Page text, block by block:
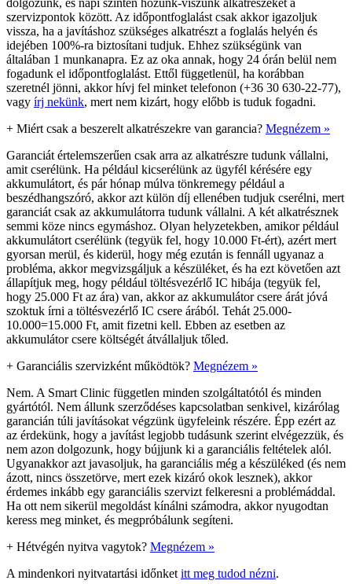
szervizpontok között. Az időpontfoglalást csak akkor igazoljuk
vissza, ha a javításhoz szükséges alkatrészt a foglalás helyén és
idejében 100%-ra biztosítani tudjuk. Ehhez szükségünk van
általában 1 munkanapra. Ez az oka annak, hogy 24 órán belül nem
fogadunk el időpontfoglalást. Ettől függetlenül, ha korábban
szeretnél jönni, akkor hívj fel minket telefonon (+36 30 630-22-77),
vagy írj nekünk, mert nem kizárt, hogy előbb is tuduk fogadni.
+ Miért csak a beszerelt alkatrészekre van garancia? Megnézem »
Garanciát értelemszerűen csak arra az alkatrészre tudunk vállalni,
amit cserélünk. Ha például kicserélünk az ügyfél kérésére egy
akkumulátort, és pár hónap múlva tönkremegy például a
beszédhangszóró, akkor azt külön díj ellenében tudjuk cserélni, mert
garanciát csak az akkumulátorra tudunk vállalni. A két alkatrésznek
semmi köze nincs egymáshoz. Olyan helyzetekben, amikor például
akkumulátort cserélünk (tegyük fel, hogy 10.000 Ft-ért), azért mert
gyorsan merül, és kiderül, hogy még ezután is fennáll ugyanaz a
probléma, akkor megvizsgáljuk a készüléket, és ha ezt követően azt
állapítjuk meg, hogy például töltésvezérlő IC hibája (tegyük fel,
hogy 25.000 Ft az ára) van, akkor az akkumulátor csere árát jóvá
szoktuk írni a töltésvezérlő IC csere árából. Tehát 25.000-
10.000=15.000 Ft, amit fizetni kell. Ebben az esetben az
akkumulátor csere költségét átvállaljuk tőled.
+ Garanciális szervizként működtök? Megnézem »
Nem. A Smart Clinic független minden szolgáltatótól és minden
gyártótól. Nem állunk szerződéses kapcsolatban senkivel, kizárólag
garancián túli javításokat végzünk ügyfeleink részére. Épp ezért az
az érdekünk, hogy a javítást legjobb tudásunk szerint elvégezzük, és
nem azon dolgozunk, hogy bújjunk ki a garanciális feltételek alól.
Ugyanakkor azt javasoljuk, ha garanciális még a készüléked (és nem
ázott, nincs összetörve, mert ezek kizáró okok lesznek), akkor
érdemes inkább egy garanciális szervizt felkeresni a problémáddal.
Ha ott nem sikerül megoldást kínálni számodra, akkor nyugodtan
keress meg minket, és megpróbálunk segíteni.
+ Hétvégén nyitva vagytok? Megnézem »
A mindenkori nyitvatartási időnket itt meg tudod nézni.